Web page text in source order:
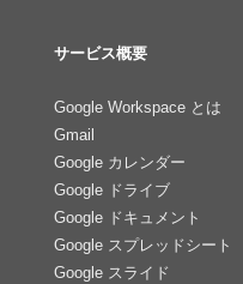
サービス概要
Google Workspace とは
Gmail
Google カレンダー
Google ドライブ
Google ドキュメント
Google スプレッドシート
Google スライド